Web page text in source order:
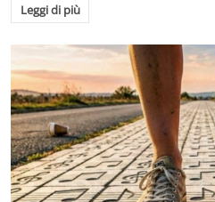
Leggi di più